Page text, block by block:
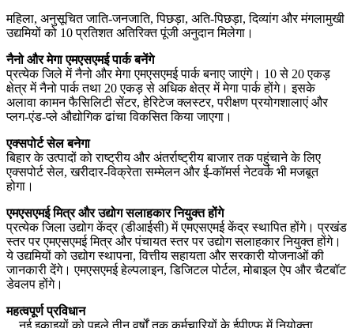
महिला, अनुसूचित जाति-जनजाति, पिछड़ा, अति-पिछड़ा, दिव्यांग और मंगलामुखी
उद्यमियों को 10 प्रतिशत अतिरिक्त पूंजी अनुदान मिलेगा।
नैनो और मेगा एमएसएमई पार्क बनेंगे
प्रत्येक जिले में नैनो और मेगा एमएसएमई पार्क बनाए जाएंगे। 10 से 20 एकड़
क्षेत्र में नैनो पार्क तथा 20 एकड़ से अधिक क्षेत्र में मेगा पार्क होंगे। इसके
अलावा कामन फैसिलिटी सेंटर, हेरिटेज क्लस्टर, परीक्षण प्रयोगशालाएं और
प्लग-एंड-प्ले औद्योगिक ढांचा विकसित किया जाएगा।
एक्सपोर्ट सेल बनेगा
बिहार के उत्पादों को राष्ट्रीय और अंतर्राष्ट्रीय बाजार तक पहुंचाने के लिए
एक्सपोर्ट सेल, खरीदार-विक्रेता सम्मेलन और ई-कॉमर्स नेटवर्क भी मजबूत
होगा।
एमएसएमई मित्र और उद्योग सलाहकार नियुक्त होंगे
प्रत्येक जिला उद्योग केंद्र (डीआईसी) में एमएसएमई केंद्र स्थापित होंगे। प्रखंड
स्तर पर एमएसएमई मित्र और पंचायत स्तर पर उद्योग सलाहकार नियुक्त होंगे।
ये उद्यमियों को उद्योग स्थापना, वित्तीय सहायता और सरकारी योजनाओं की
जानकारी देंगे। एमएसएमई हेल्पलाइन, डिजिटल पोर्टल, मोबाइल ऐप और चैटबॉट
डेवलप होंगे।
महत्वपूर्ण प्रविधान